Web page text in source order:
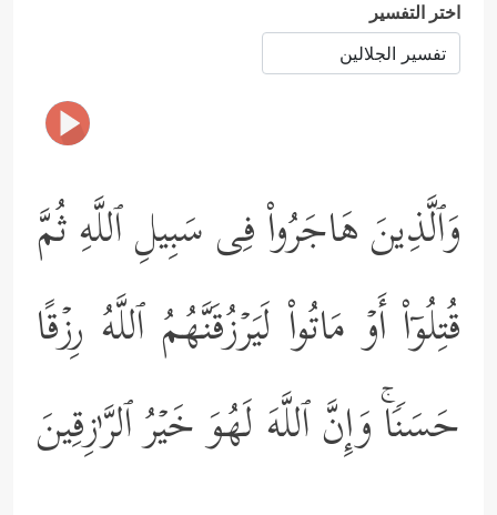
اختر التفسير
وَٱلَّذِینَ هَاجَرُواْ فِی سَبِیلِ ٱللَّهِ ثُمَّ
قُتِلُوۤاْ أَوۡ مَاتُواْ لَیَرۡزُقَنَّهُمُ ٱللَّهُ رِزۡقًا
حَسَنࣰاۚ وَإِنَّ ٱللَّهَ لَهُوَ خَیۡرُ ٱلرَّ ٰ⁠زِقِینَ